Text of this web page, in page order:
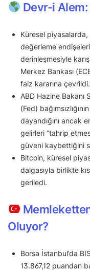
Devr-i
Küresel
değerleme endişeleri
derinleşmesiyle
Merkez Bankası
faiz kararına çevrildi.
ABD Hazine Bakanı
(Fed)
dayandığını ancak
gelirleri “tahrip
güveni kaybettiğini
Bitcoin, küresel
dalgasıyla birlikte
geriledi.
Oluyor?
Borsa İstanbul’da
13.867,12 puandan